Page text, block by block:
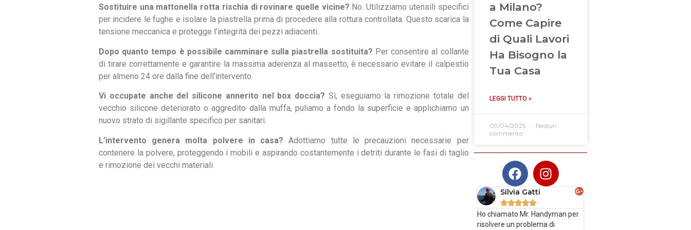
Sostituire una mattonella rotta rischia di rovinare quelle vicine? No. Utilizziamo utensili specifici
per incidere le fughe e isolare la piastrella prima di procedere alla rottura controllata. Questo scarica la
tensione meccanica e protegge l’integrità dei pezzi adiacenti.
Dopo quanto tempo è possibile camminare sulla piastrella sostituita? Per consentire al collante
di tirare correttamente e garantire la massima aderenza al massetto, è necessario evitare il calpestio
per almeno 24 ore dalla fine dell’intervento.
Vi occupate anche del silicone annerito nel box doccia? Sì, eseguiamo la rimozione totale del
vecchio silicone deteriorato o aggredito dalla muffa, puliamo a fondo la superficie e applichiamo un
nuovo strato di sigillante specifico per sanitari.
L’intervento genera molta polvere in casa? Adottiamo tutte le precauzioni necessarie per
contenere la polvere, proteggendo i mobili e aspirando costantemente i detriti durante le fasi di taglio
e rimozione dei vecchi materiali.
a Milano?
Come Capire
di Quali Lavori
Ha Bisogno la
Tua Casa
LEGGI TUTTO »
09/04/2025
Nessun
commento
Silvia Gatti

Ho chiamato Mr. Handyman per
risolvere un problema di